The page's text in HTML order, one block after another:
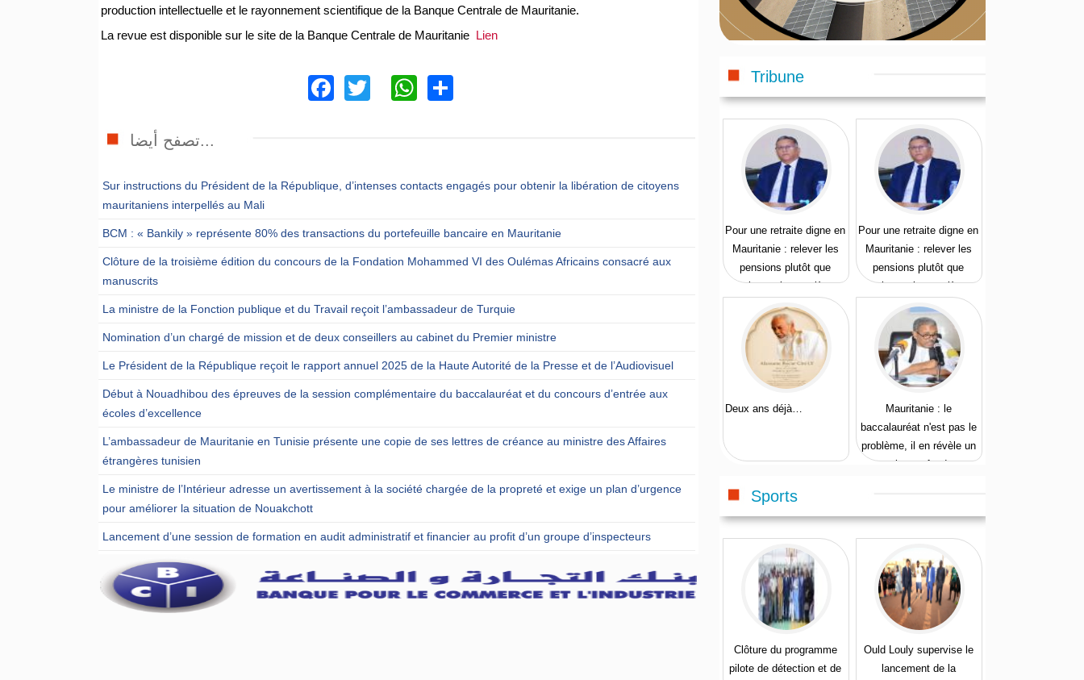
production intellectuelle et le rayonnement scientifique de la Banque Centrale de Mauritanie.
La revue est disponible sur le site de la Banque Centrale de Mauritanie Lien
Facebook
TwitterWhatsApp
تصفح أيضا...
Sur instructions du Président de la République, d’intenses contacts engagés pour obtenir la libération de citoyens
mauritaniens interpellés au Mali
BCM : « Bankily » représente 80% des transactions du portefeuille bancaire en Mauritanie
Clôture de la troisième édition du concours de la Fondation Mohammed VI des Oulémas Africains consacré aux
manuscrits
La ministre de la Fonction publique et du Travail reçoit l’ambassadeur de Turquie
Nomination d’un chargé de mission et de deux conseillers au cabinet du Premier ministre
Le Président de la République reçoit le rapport annuel 2025 de la Haute Autorité de la Presse et de l’Audiovisuel
Début à Nouadhibou des épreuves de la session complémentaire du baccalauréat et du concours d’entrée aux
écoles d’excellence
L’ambassadeur de Mauritanie en Tunisie présente une copie de ses lettres de créance au ministre des Affaires
étrangères tunisien
Le ministre de l’Intérieur adresse un avertissement à la société chargée de la propreté et exige un plan d’urgence
pour améliorer la situation de Nouakchott
Lancement d’une session de formation en audit administratif et financier au profit d’un groupe d’inspecteurs
Tribune
Pour une retraite digne en
Mauritanie : relever les
pensions plutôt que
prolonger les carrières
Pour une retraite digne en
Mauritanie : relever les
pensions plutôt que
prolonger les carrières
Mauritanie : le
baccalauréat n'est pas le
problème, il en révèle un
plus profond
Deux ans déjà…
Sports
Ould Louly supervise le
lancement de la
Clôture du programme
pilote de détection et de